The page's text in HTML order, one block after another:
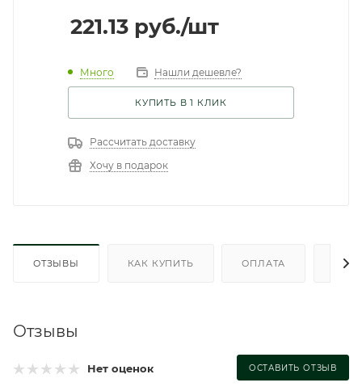
221.13 руб./шт
Много Нашли дешевле?
КУПИТЬ В 1 КЛИК
Рассчитать доставку
Хочу в подарок
ОТЗЫВЫ КАК КУПИТЬ ОПЛАТА
Отзывы
Нет оценок ОСТАВИТЬ ОТЗЫВ